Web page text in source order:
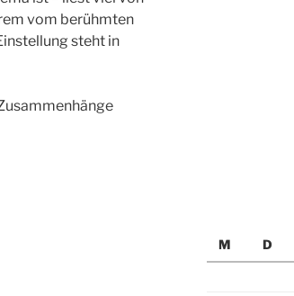
vom berühmten
steht in
M D